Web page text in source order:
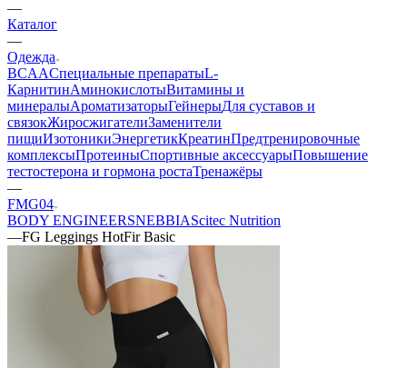
—
Каталог
—
Одежда
BCAACпециальные препаратыL-
КарнитинАминокислотыВитамины и
минералыАроматизаторыГейнерыДля суставов и
связокЖиросжигателиЗаменители
пищиИзотоникиЭнергетикКреатинПредтренировочные
комплексыПротеиныСпортивные аксессуарыПовышение
тестостерона и гормона ростаТренажёры
—
FMG04
BODY ENGINEERSNEBBIAScitec Nutrition
—FG Leggings HotFir Basic